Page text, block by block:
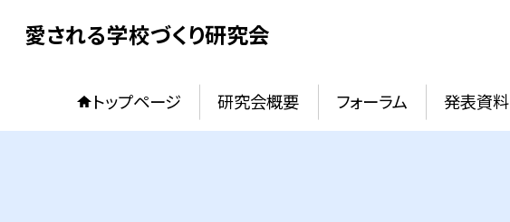
愛される学校づくり研究会
トップページ 研究会概要 フォーラム 発表資料